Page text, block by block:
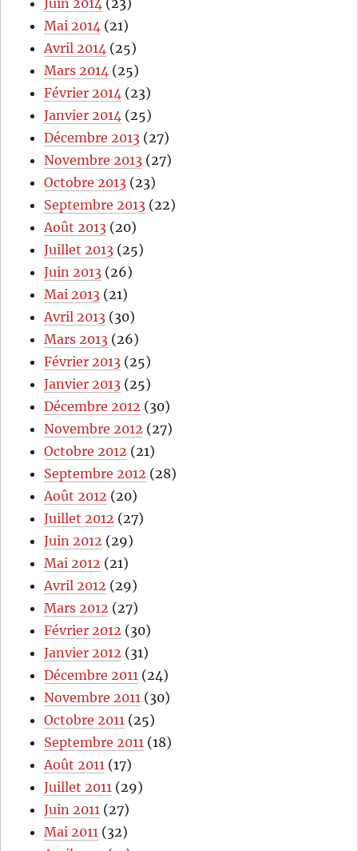
Juin 2014 (23)
Mai 2014 (21)
Avril 2014 (25)
Mars 2014 (25)
Février 2014 (23)
Janvier 2014 (25)
Décembre 2013 (27)
Novembre 2013 (27)
Octobre 2013 (23)
Septembre 2013 (22)
Août 2013 (20)
Juillet 2013 (25)
Juin 2013 (26)
Mai 2013 (21)
Avril 2013 (30)
Mars 2013 (26)
Février 2013 (25)
Janvier 2013 (25)
Décembre 2012 (30)
Novembre 2012 (27)
Octobre 2012 (21)
Septembre 2012 (28)
Août 2012 (20)
Juillet 2012 (27)
Juin 2012 (29)
Mai 2012 (21)
Avril 2012 (29)
Mars 2012 (27)
Février 2012 (30)
Janvier 2012 (31)
Décembre 2011 (24)
Novembre 2011 (30)
Octobre 2011 (25)
Septembre 2011 (18)
Août 2011 (17)
Juillet 2011 (29)
Juin 2011 (27)
Mai 2011 (32)